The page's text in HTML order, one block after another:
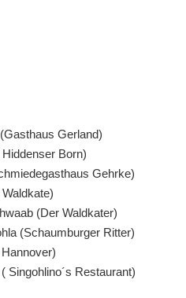
Gerland)
Born)
Gehrke)
(Der Waldkater)
(Schaumburger Ritter)
Singohlino´s Restaurant)